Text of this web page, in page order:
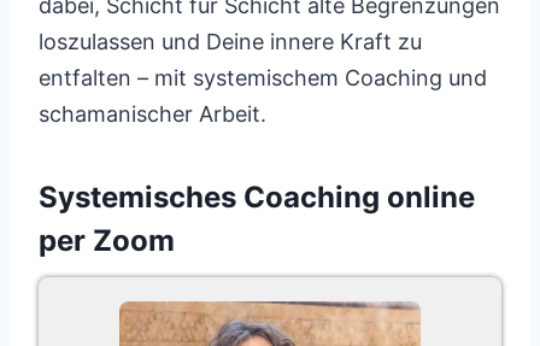
dabei, Schicht für Schicht alte Begrenzungen
loszulassen und Deine innere Kraft zu
entfalten – mit systemischem Coaching und
schamanischer Arbeit.
Systemisches Coaching online
per Zoom